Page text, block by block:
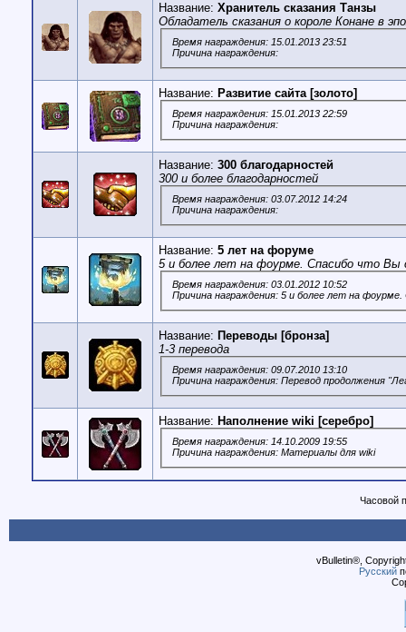
Название: Хранитель сказания Танзы
Обладатель сказания о короле Конане в
Время награждения: 15.01.2013 23:51
Причина награждения:
Название: Развитие сайта [золото]
Время награждения: 15.01.2013 22:59
Причина награждения:
Название: 300 благодарностей
300 и более благодарностей
Время награждения: 03.07.2012 14:24
Причина награждения:
Название: 5 лет на форуме
5 и более лет на фоурме. Спасибо что Вы
Время награждения: 03.01.2012 10:52
Причина награждения: 5 и более лет на
Название: Переводы [бронза]
1-3 перевода
Время награждения: 09.07.2010 13:10
Причина награждения: Перевод продолжения
Название: Наполнение wiki [серебро]
Время награждения: 14.10.2009 19:55
Причина награждения: Материалы для wiki
Часовой
vBulletin®,
Русский